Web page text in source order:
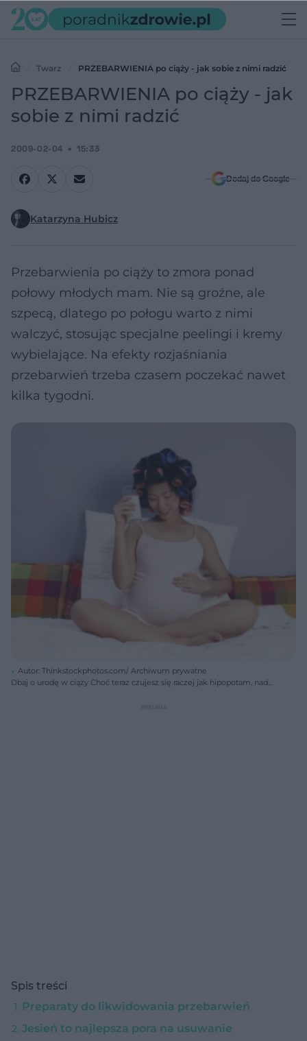
Twarz PRZEBARWIENIA po ciąży - jak sobie z nimi radzić
PRZEBARWIENIA po ciąży - jak
sobie z nimi radzić
2009-02-04 15:33
Dodaj do Google
Katarzyna Hubicz
Przebarwienia po ciąży to zmora ponad
połowy młodych mam. Nie są groźne, ale
szpecą, dlatego po połogu warto z nimi
walczyć, stosując specjalne peelingi i kremy
wybielające. Na efekty rozjaśniania
przebarwień trzeba czasem poczekać nawet
kilka tygodni.
Autor: Thinkstockphotos.com/ Archiwum prywatne
Dbaj o urodę w ciąży Choć teraz czujesz się raczej jak hipopotam, nadal
Spis treści
Preparaty do likwidowania przebarwień
Jesień to najlepsza pora na usuwanie